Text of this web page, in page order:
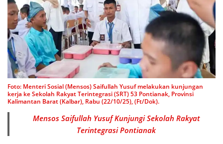
Foto: Menteri Sosial (Mensos) Saifullah Yusuf melakukan kunjungan
kerja ke Sekolah Rakyat Terintegrasi (SRT) 53 Pontianak, Provinsi
Kalimantan Barat (Kalbar), Rabu (22/10/25), (Ft/Dok).
Mensos Saifullah Yusuf Kunjungi Sekolah Rakyat
Terintegrasi Pontianak